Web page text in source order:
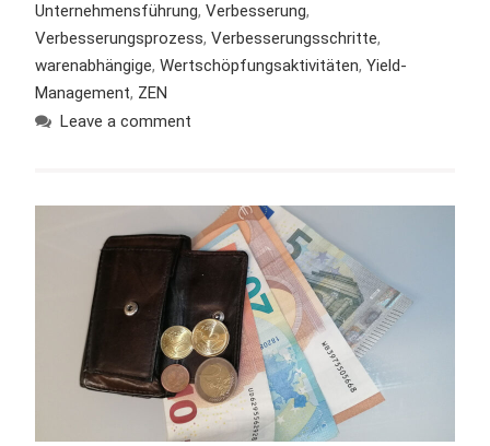
Unternehmensführung, Verbesserung,
Verbesserungsprozess, Verbesserungsschritte,
warenabhängige, Wertschöpfungsaktivitäten, Yield-
Management, ZEN
Leave a comment